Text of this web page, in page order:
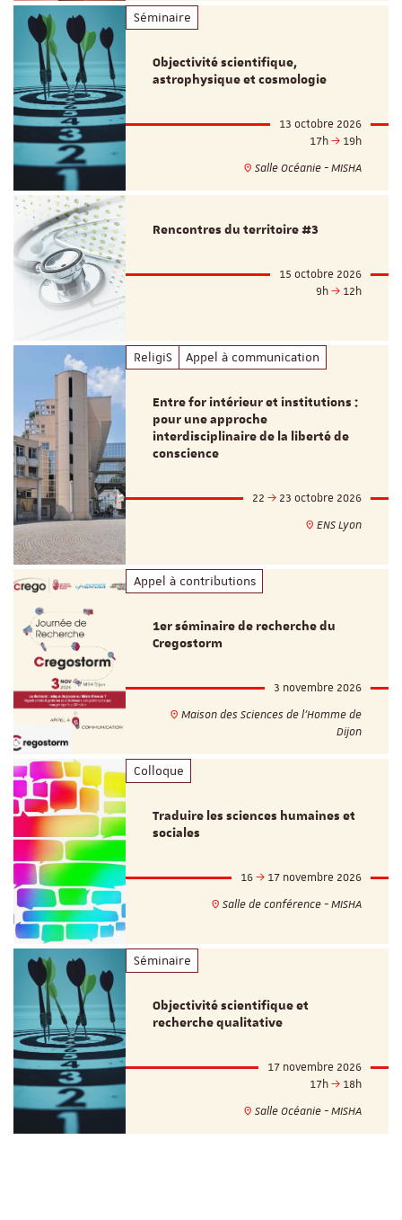
Séminaire
Objectivité scientifique,
astrophysique et cosmologie
13 octobre 2026
17h
19h
Salle Océanie - MISHA
Rencontres du territoire #3
15 octobre 2026
9h
12h
ReligiS Appel à communication
Entre for intérieur et institutions :
pour une approche
interdisciplinaire de la liberté de
conscience
22
23 octobre 2026
ENS Lyon
Appel à contributions
1er séminaire de recherche du
Cregostorm
3 novembre 2026
Maison des Sciences de l'Homme de
Dijon
Colloque
Traduire les sciences humaines et
sociales
16
17 novembre 2026
Salle de conférence - MISHA
Séminaire
Objectivité scientifique et
recherche qualitative
17 novembre 2026
17h
18h
Salle Océanie - MISHA